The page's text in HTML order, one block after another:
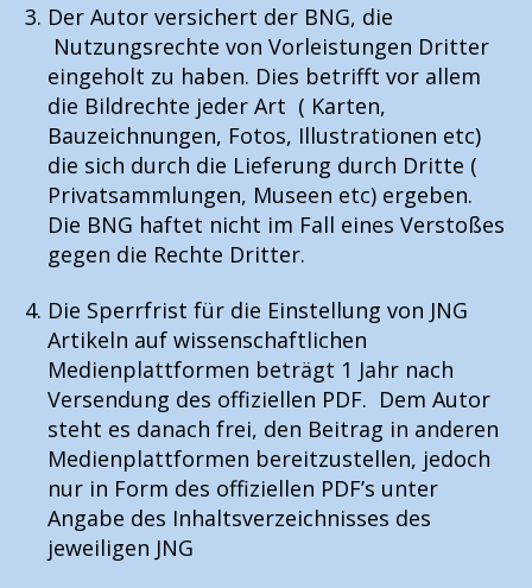
Der Autor versichert der BNG, die
Nutzungsrechte von Vorleistungen Dritter
eingeholt zu haben. Dies betrifft vor allem
die Bildrechte jeder Art ( Karten,
Bauzeichnungen, Fotos, Illustrationen etc)
die sich durch die Lieferung durch Dritte (
Privatsammlungen, Museen etc) ergeben.
Die BNG haftet nicht im Fall eines Verstoßes
gegen die Rechte Dritter.
Die Sperrfrist für die Einstellung von JNG
Artikeln auf wissenschaftlichen
Medienplattformen beträgt 1 Jahr nach
Versendung des offiziellen PDF. Dem Autor
steht es danach frei, den Beitrag in anderen
Medienplattformen bereitzustellen, jedoch
nur in Form des offiziellen PDF’s unter
Angabe des Inhaltsverzeichnisses des
jeweiligen JNG